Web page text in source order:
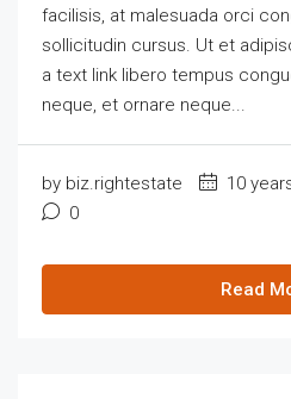
facilisis, at malesuada orci
sollicitudin cursus. Ut et
a text link libero tempus
neque, et ornare neque...
by biz.rightestate 10
0
Read